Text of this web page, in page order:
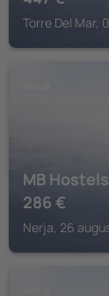
Torre Del Mar,
MB
286 €
Nerja, 26